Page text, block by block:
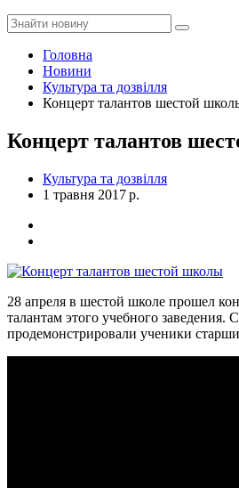
Головна
Новини
Культура та дозвілля
Концерт талантов шестой
Концерт талантов
Культура та дозвілля
1 травня 2017 р.
28 апреля в шестой школе прошел
талантам этого учебного заведения.
продемонстрировали ученики